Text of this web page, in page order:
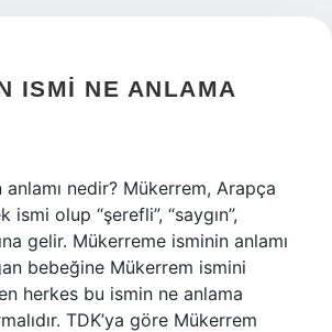
ISMI NE ANLAMA
nedir? Mükerrem, Arapça
olup “şerefli”, “saygın”,
gelir. Mükerreme isminin anlamı
bebeğine Mükerrem ismini
herkes bu ismin ne anlama
TDK’ya göre Mükerrem